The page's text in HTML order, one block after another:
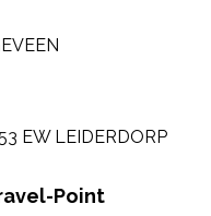
EW LEIDERDORP
Point